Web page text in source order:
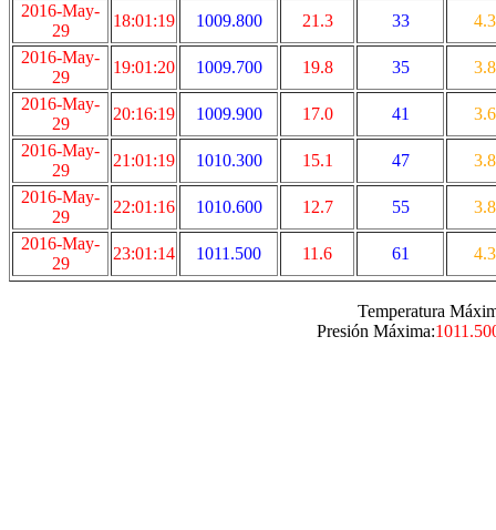
2016-May-
29
18:01:19 1009.800 21.3 33
4.3
2016-May-
29
19:01:20 1009.700 19.8 35
3.8
2016-May-
29
20:16:19 1009.900 17.0 41
3.6
2016-May-
29
21:01:19 1010.300 15.1 47
3.8
2016-May-
29
22:01:16 1010.600 12.7 55
3.8
2016-May-
29
23:01:14 1011.500 11.6 61 4.3
Temperatura
Presión Máxima: